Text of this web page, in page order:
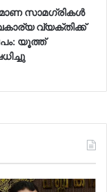
സാമഗ്രികൾ
വ്യക്തിക്ക്
യൂത്ത്